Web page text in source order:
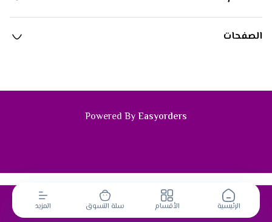
الرئيسية الأقسام سلة التسوق المزيد
الصفحات
Powered ByEasyorders